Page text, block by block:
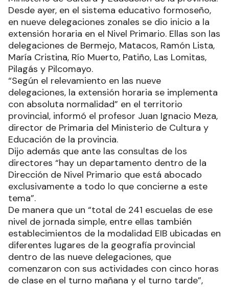
Desde ayer, en el sistema educativo formoseño,
en nueve delegaciones zonales se dio inicio a la
extensión horaria en el Nivel Primario. Ellas son las
delegaciones de Bermejo, Matacos, Ramón Lista,
María Cristina, Río Muerto, Patiño, Las Lomitas,
Pilagás y Pilcomayo.
“Según el relevamiento en las nueve
delegaciones, la extensión horaria se implementa
con absoluta normalidad” en el territorio
provincial, informó el profesor Juan Ignacio Meza,
director de Primaria del Ministerio de Cultura y
Educación de la provincia.
Dijo además que ante las consultas de los
directores “hay un departamento dentro de la
Dirección de Nivel Primario que está abocado
exclusivamente a todo lo que concierne a este
tema”.
De manera que un “total de 241 escuelas de ese
nivel de jornada simple, entre ellas también
establecimientos de la modalidad EIB ubicadas en
diferentes lugares de la geografía provincial
dentro de las nueve delegaciones, que
comenzaron con sus actividades con cinco horas
de clase en el turno mañana y el turno tarde”,